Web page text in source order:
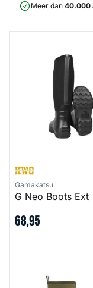
Meer dan 40.000
Gamakatsu
G Neo Boots Ext
68,95